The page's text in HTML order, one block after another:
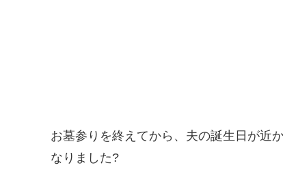
お墓参りを終えてから、夫の誕生日が近
なりました?